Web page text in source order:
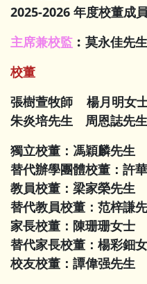
2025-2026 年度校董成員
主席兼校監 ︰ 莫永佳先生
校董
張樹萱牧師 楊月明
朱炎培先生 周恩誌先生
獨立校董： 馮穎麟先生
替代辦學團體校董：許
教員校董：梁家榮先生
替代教員校董：范梓謙
家長校董：陳珊珊女士
替代家長校董：楊彩鈿
校友校董：譚偉强先生